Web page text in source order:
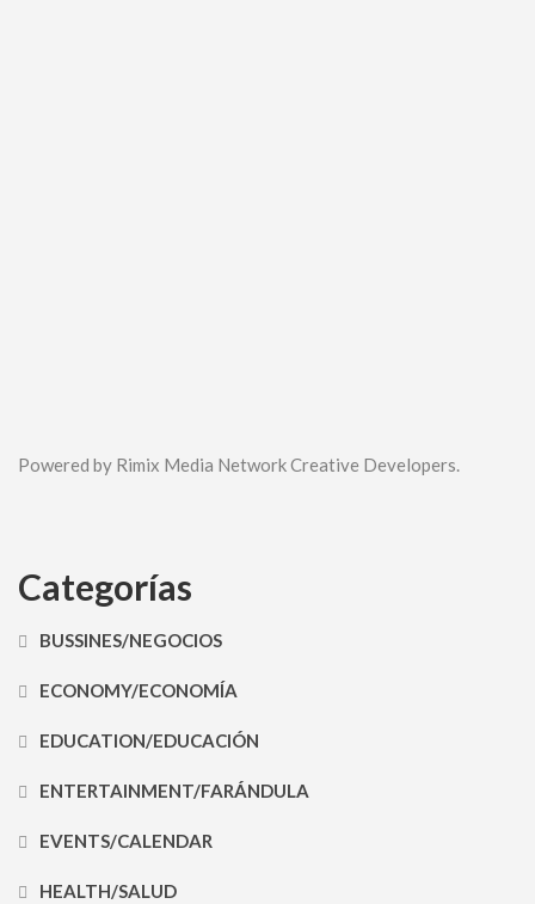
Powered by Rimix Media Network Creative Developers.
Categorías
BUSSINES/NEGOCIOS
ECONOMY/ECONOMÍA
EDUCATION/EDUCACIÓN
ENTERTAINMENT/FARÁNDULA
EVENTS/CALENDAR
HEALTH/SALUD